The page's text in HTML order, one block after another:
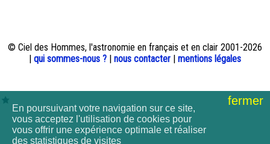
© Ciel des Hommes, l'astronomie en français et en clair 2001-2026
| qui sommes-nous ? | nous contacter | mentions légales
fermer
En poursuivant votre navigation sur ce site,
vous acceptez l'utilisation de cookies pour
vous offrir une expérience optimale et réaliser
des statistiques de visites